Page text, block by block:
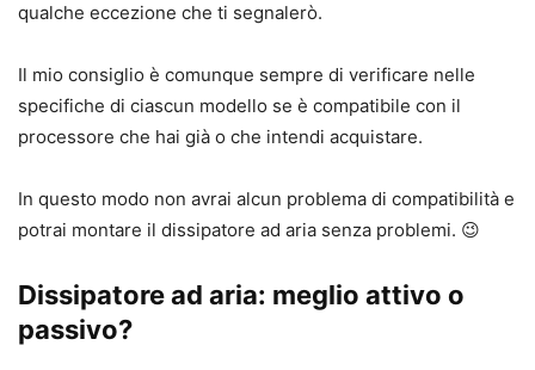
qualche eccezione che ti segnalerò.
Il mio consiglio è comunque sempre di verificare nelle
specifiche di ciascun modello se è compatibile con il
processore che hai già o che intendi acquistare.
In questo modo non avrai alcun problema di compatibilità e
potrai montare il dissipatore ad aria senza problemi. 😉
Dissipatore ad aria: meglio attivo o
passivo?